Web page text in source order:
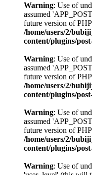
Warning: Use of
assumed
future version of
/home/users/2/
content/plugins/
Warning: Use of
assumed
future version of
/home/users/2/
content/plugins/
Warning: Use of
assumed
future version of
/home/users/2/
content/plugins/
Warning: Use of